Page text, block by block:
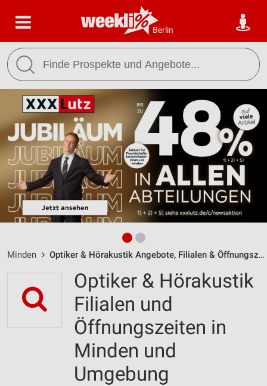
Berlin
Minden Optiker & Hörakustik Angebote, Filialen & Öffnungszeiten
Optiker & Hörakustik
Filialen und
Öffnungszeiten in
Minden und
Umgebung